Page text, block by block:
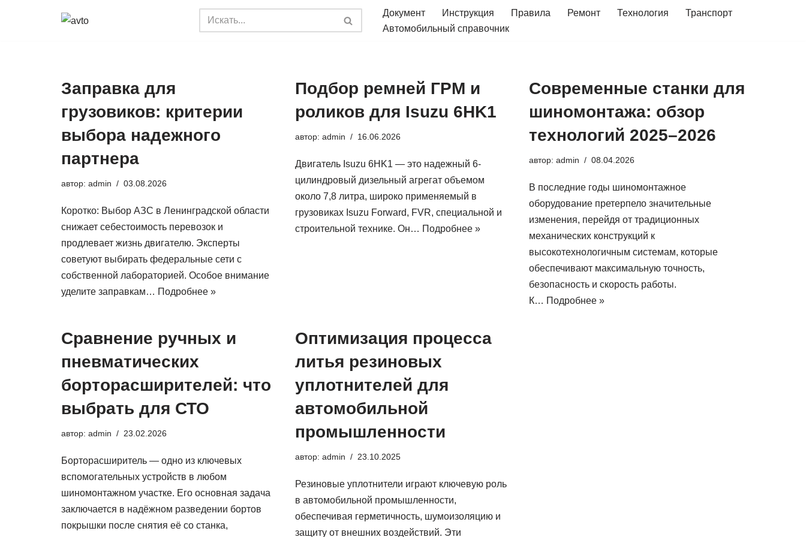
Документ Инструкция Правила Ремонт Технология
Транспорт
Автомобильный справочник
Заправка для
грузовиков: критерии
выбора надежного
партнера
автор: admin 03.08.2026
Коротко: Выбор АЗС в Ленинградской области
снижает себестоимость перевозок и
продлевает жизнь двигателю. Эксперты
советуют выбирать федеральные сети с
собственной лабораторией. Особое внимание
уделите заправкам… Подробнее »
Подбор ремней ГРМ и
роликов для Isuzu 6HK1
автор: admin 16.06.2026
Двигатель Isuzu 6HK1 — это надежный 6-
цилиндровый дизельный агрегат объемом
около 7,8 литра, широко применяемый в
грузовиках Isuzu Forward, FVR, специальной и
строительной технике. Он… Подробнее »
Современные станки для
шиномонтажа: обзор
технологий 2025–2026
автор: admin 08.04.2026
В последние годы шиномонтажное
оборудование претерпело значительные
изменения, перейдя от традиционных
механических конструкций к
высокотехнологичным системам, которые
обеспечивают максимальную точность,
безопасность и скорость работы.
К… Подробнее »
Сравнение ручных и
пневматических
борторасширителей: что
выбрать для СТО
автор: admin 23.02.2026
Борторасширитель — одно из ключевых
вспомогательных устройств в любом
шиномонтажном участке. Его основная задача
заключается в надёжном разведении бортов
покрышки после снятия её со станка,
Оптимизация процесса
литья резиновых
уплотнителей для
автомобильной
промышленности
автор: admin 23.10.2025
Резиновые уплотнители играют ключевую роль
в автомобильной промышленности,
обеспечивая герметичность, шумоизоляцию и
защиту от внешних воздействий. Эти